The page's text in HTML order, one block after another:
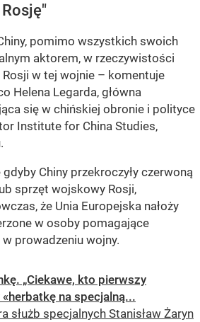
pomimo wszystkich swoich
aktorem, w rzeczywistości
w tej wojnie – komentuje
Helena Legarda, główna
się w chińskiej obronie i polityce
Institute for China Studies,
Chiny przekroczyły czerwoną
sprzęt wojskowy Rosji,
że Unia Europejska nałoży
w osoby pomagające
prowadzeniu wojny.
„Ciekawe, kto pierwszy
na specjalną...
służb specjalnych Stanisław Żaryn